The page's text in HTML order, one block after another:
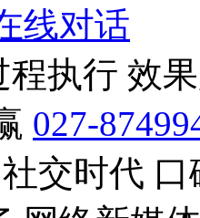
线对话
程执行 效
027-
交时代